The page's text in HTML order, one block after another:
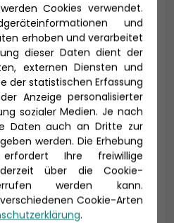
Cookies verwendet.
und
erhoben und verarbeitet
dieser Daten dient der
externen Diensten und
der statistischen Erfassung
Anzeige personalisierter
sozialer Medien. Je nach
Daten auch an Dritte zur
werden. Die Erhebung
Ihre freiwillige
über die Cookie-
werden kann.
Cookie-Arten
.